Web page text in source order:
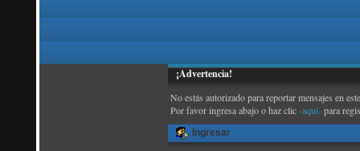
¡Advertencia!
No estás autorizado para reportar mensajes en
Por favor ingresa abajo o haz clic-aquí-para
Ingresar